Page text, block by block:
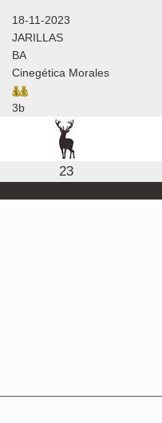
18-11-2023
JARILLAS
BA
Cinegética Morales
3b
23